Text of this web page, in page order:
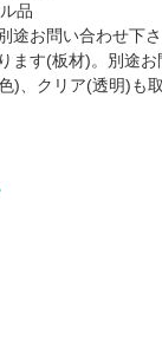
品
途お問い合わせ下
ます(板材)。別途
)、クリア(透明)も